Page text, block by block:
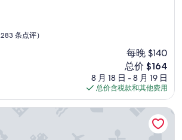
条点评）
每晚 $140
新
价
格
$164
总价 $164
8 月 18 日 - 8 月 19 日
总价含税款和其他费用
华丽温泉度假酒店